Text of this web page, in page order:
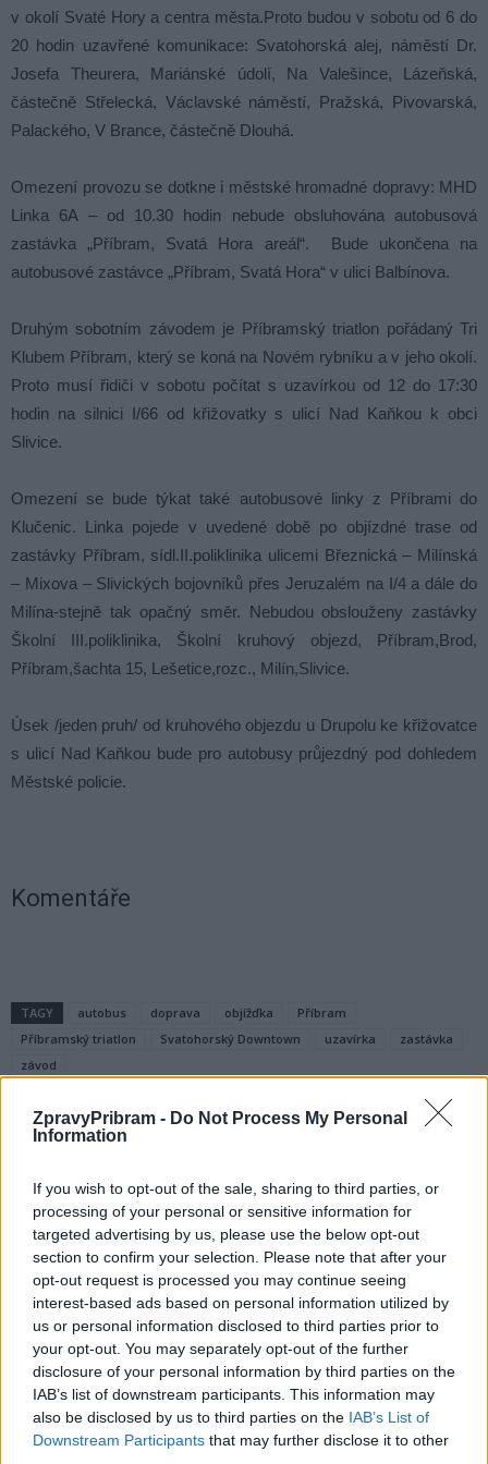
ZpravyPribram - Do Not Process My Personal
Information
If you wish to opt-out of the sale, sharing to third parties, or
processing of your personal or sensitive information for
targeted advertising by us, please use the below opt-out
section to confirm your selection. Please note that after your
opt-out request is processed you may continue seeing
interest-based ads based on personal information utilized by
us or personal information disclosed to third parties prior to
your opt-out. You may separately opt-out of the further
disclosure of your personal information by third parties on the
IAB’s list of downstream participants. This information may
also be disclosed by us to third parties on the IAB’s List of
Downstream Participants that may further disclose it to other
v okolí Svaté Hory a centra města.Proto budou v sobotu od 6 do
20 hodin uzavřené komunikace: Svatohorská alej, náměstí Dr.
Josefa Theurera, Mariánské údolí, Na Valešince, Lázeňská,
částečně Střelecká, Václavské náměstí, Pražská, Pivovarská,
Palackého, V Brance, částečně Dlouhá.
Omezení provozu se dotkne i městské hromadné dopravy: MHD
Linka 6A – od 10.30 hodin nebude obsluhována autobusová
zastávka „Příbram, Svatá Hora areál“. Bude ukončena na
autobusové zastávce „Příbram, Svatá Hora“ v ulici Balbínova.
Druhým sobotním závodem je Příbramský triatlon pořádaný Tri
Klubem Příbram, který se koná na Novém rybníku a v jeho okolí.
Proto musí řidiči v sobotu počítat s uzavírkou od 12 do 17:30
hodin na silnici I/66 od křižovatky s ulicí Nad Kaňkou k obci
Slivice.
Omezení se bude týkat také autobusové linky z Příbrami do
Klučenic. Linka pojede v uvedené době po objízdné trase od
zastávky Příbram, sídl.II.poliklinika ulicemi Březnická – Milínská
– Mixova – Slivických bojovníků přes Jeruzalém na I/4 a dále do
Milína-stejně tak opačný směr. Nebudou obslouženy zastávky
Školní III.poliklinika, Školní kruhový objezd, Příbram,Brod,
Příbram,šachta 15, Lešetice,rozc., Milín,Slivice.
Úsek /jeden pruh/ od kruhového objezdu u Drupolu ke křižovatce
s ulicí Nad Kaňkou bude pro autobusy průjezdný pod dohledem
Městské policie.
Komentáře
TAGY autobus doprava objížďka
Příbram
Příbramský triatlon
Svatohorský Downtown uzavírka
zastávka
závod
Předchozí článek
Příbramští včelaři budou
dodávat med s „příchutí“ kultury
Následující článek
Vlak Cyklo Brdy bude vozit
historická lokomotiva
SOUVISEJÍCÍ ČLÁNKY
VÍCE OD AUTORA